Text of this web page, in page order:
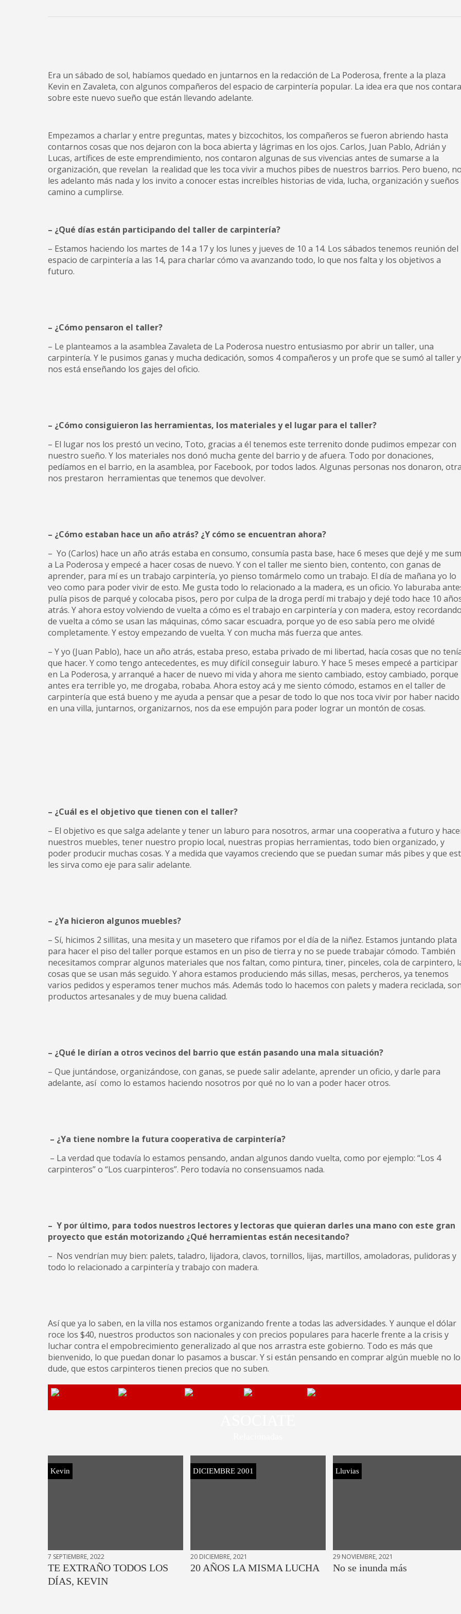
Era un sábado de sol, habíamos quedado en juntarnos en la redacción de La Poderosa, frente a la plaza
Kevin en Zavaleta, con algunos compañeros del espacio de carpintería popular. La idea era que nos
sobre este nuevo sueño que están llevando adelante.
Empezamos a charlar y entre preguntas, mates y bizcochitos, los compañeros se fueron abriendo hasta
contarnos cosas que nos dejaron con la boca abierta y lágrimas en los ojos. Carlos, Juan Pablo, Adrián y
Lucas, artífices de este emprendimiento, nos contaron algunas de sus vivencias antes de sumarse a la
organización, que revelan la realidad que les toca vivir a muchos pibes de nuestros barrios. Pero bueno,
les adelanto más nada y los invito a conocer estas increíbles historias de vida, lucha, organización y sueños
camino a cumplirse.
– ¿Qué días están participando del taller de carpintería?
– Estamos haciendo los martes de 14 a 17 y los lunes y jueves de 10 a 14. Los sábados tenemos reunión del
espacio de carpintería a las 14, para charlar cómo va avanzando todo, lo que nos falta y los objetivos a
futuro.
– ¿Cómo pensaron el taller?
– Le planteamos a la asamblea Zavaleta de La Poderosa nuestro entusiasmo por abrir un taller, una
carpintería. Y le pusimos ganas y mucha dedicación, somos 4 compañeros y un profe que se sumó al taller y
nos está enseñando los gajes del oficio.
– ¿Cómo consiguieron las herramientas, los materiales y el lugar para el taller?
– El lugar nos los prestó un vecino, Toto, gracias a él tenemos este terrenito donde pudimos empezar con
nuestro sueño. Y los materiales nos donó mucha gente del barrio y de afuera. Todo por donaciones,
pedíamos en el barrio, en la asamblea, por Facebook, por todos lados. Algunas personas nos donaron,
nos prestaron herramientas que tenemos que devolver.
– ¿Cómo estaban hace un año atrás? ¿Y cómo se encuentran ahora?
– Yo (Carlos) hace un año atrás estaba en consumo, consumía pasta base, hace 6 meses que dejé y me
a La Poderosa y empecé a hacer cosas de nuevo. Y con el taller me siento bien, contento, con ganas de
aprender, para mí es un trabajo carpintería, yo pienso tomármelo como un trabajo. El día de mañana yo lo
veo como para poder vivir de esto. Me gusta todo lo relacionado a la madera, es un oficio. Yo laburaba
pulía pisos de parqué y colocaba pisos, pero por culpa de la droga perdí mi trabajo y dejé todo hace 10
atrás. Y ahora estoy volviendo de vuelta a cómo es el trabajo en carpintería y con madera, estoy
de vuelta a cómo se usan las máquinas, cómo sacar escuadra, porque yo de eso sabía pero me olvidé
completamente. Y estoy empezando de vuelta. Y con mucha más fuerza que antes.
– Y yo (Juan Pablo), hace un año atrás, estaba preso, estaba privado de mi libertad, hacía cosas que no
que hacer. Y como tengo antecedentes, es muy difícil conseguir laburo. Y hace 5 meses empecé a participar
en La Poderosa, y arranqué a hacer de nuevo mi vida y ahora me siento cambiado, estoy cambiado, porque
antes era terrible yo, me drogaba, robaba. Ahora estoy acá y me siento cómodo, estamos en el taller de
carpintería que está bueno y me ayuda a pensar que a pesar de todo lo que nos toca vivir por haber nacido
en una villa, juntarnos, organizarnos, nos da ese empujón para poder lograr un montón de cosas.
– ¿Cuál es el objetivo que tienen con el taller?
– El objetivo es que salga adelante y tener un laburo para nosotros, armar una cooperativa a futuro y
nuestros muebles, tener nuestro propio local, nuestras propias herramientas, todo bien organizado, y
poder producir muchas cosas. Y a medida que vayamos creciendo que se puedan sumar más pibes y que
les sirva como eje para salir adelante.
– ¿Ya hicieron algunos muebles?
– Sí, hicimos 2 sillitas, una mesita y un masetero que rifamos por el día de la niñez. Estamos juntando plata
para hacer el piso del taller porque estamos en un piso de tierra y no se puede trabajar cómodo. También
necesitamos comprar algunos materiales que nos faltan, como pintura, tiner, pinceles, cola de carpintero,
cosas que se usan más seguido. Y ahora estamos produciendo más sillas, mesas, percheros, ya tenemos
varios pedidos y esperamos tener muchos más. Además todo lo hacemos con palets y madera reciclada,
productos artesanales y de muy buena calidad.
– ¿Qué le dirían a otros vecinos del barrio que están pasando una mala situación?
– Que juntándose, organizándose, con ganas, se puede salir adelante, aprender un oficio, y darle para
adelante, así como lo estamos haciendo nosotros por qué no lo van a poder hacer otros.
– ¿Ya tiene nombre la futura cooperativa de carpintería?
– La verdad que todavía lo estamos pensando, andan algunos dando vuelta, como por ejemplo: “Los 4
carpinteros” o “Los cuarpinteros”. Pero todavía no consensuamos nada.
– Y por último, para todos nuestros lectores y lectoras que quieran darles una mano con este gran
proyecto que están motorizando ¿Qué herramientas están necesitando?
– Nos vendrían muy bien: palets, taladro, lijadora, clavos, tornillos, lijas, martillos, amoladoras, pulidoras y
todo lo relacionado a carpintería y trabajo con madera.
Así que ya lo saben, en la villa nos estamos organizando frente a todas las adversidades. Y aunque el dólar
roce los $40, nuestros productos son nacionales y con precios populares para hacerle frente a la crisis y
luchar contra el empobrecimiento generalizado al que nos arrastra este gobierno. Todo es más que
bienvenido, lo que puedan donar lo pasamos a buscar. Y si están pensando en comprar algún mueble no lo
dude, que estos carpinteros tienen precios que no suben.
Kevin
7 SEPTIEMBRE, 2022
TE EXTRAÑO TODOS LOS
DÍAS, KEVIN
DICIEMBRE 2001
20 DICIEMBRE, 2021
20 AÑOS LA MISMA LUCHA
Lluvias
29 NOVIEMBRE, 2021
No se inunda más